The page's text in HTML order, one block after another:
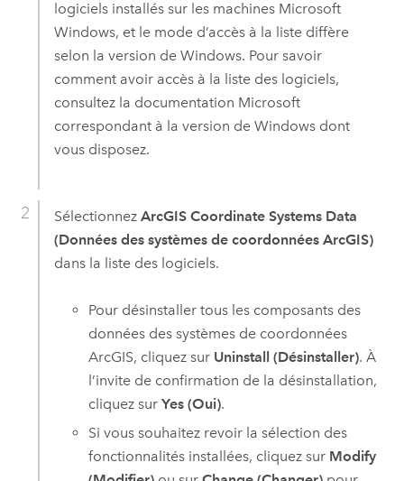
logiciels installés sur les machines Microsoft
Windows, et le mode d’accès à la liste diffère
selon la version de Windows. Pour savoir
comment avoir accès à la liste des logiciels,
consultez la documentation Microsoft
correspondant à la version de Windowsdont
vous disposez.
Sélectionnez ArcGIS Coordinate Systems Data
(Données des systèmes de coordonnées ArcGIS)
dans la liste des logiciels.
Pour désinstaller tous les composants des
données des systèmes de coordonnées
ArcGIS, cliquez sur Uninstall (Désinstaller). À
l’invite de confirmation de la désinstallation,
cliquez surYes (Oui).
Si vous souhaitez revoir la sélection des
fonctionnalités installées, cliquez sur Modify